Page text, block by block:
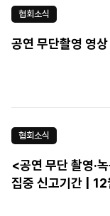
지난 26일 법무법인 ..
협회소식
공연 무단촬영 영
협회소식
<공연 무단 촬영·
집중 신고기간 | 12